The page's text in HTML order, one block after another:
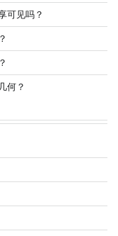
可见吗？
何？